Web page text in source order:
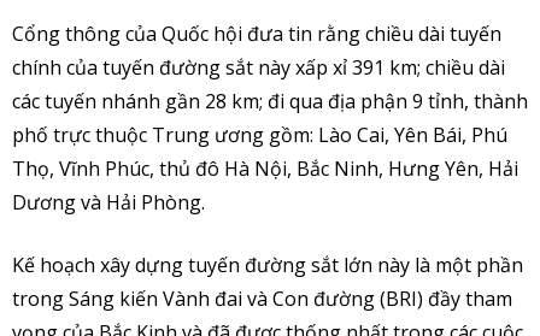
Cổng thông của Quốc hội đưa tin rằng chiều dài tuyến
chính của tuyến đường sắt này xấp xỉ 391 km; chiều dài
các tuyến nhánh gần 28 km; đi qua địa phận 9 tỉnh, thành
phố trực thuộc Trung ương gồm: Lào Cai, Yên Bái, Phú
Thọ, Vĩnh Phúc, thủ đô Hà Nội, Bắc Ninh, Hưng Yên, Hải
Dương và Hải Phòng.
Kế hoạch xây dựng tuyến đường sắt lớn này là một phần
trong Sáng kiến Vành đai và Con đường (BRI) đầy tham